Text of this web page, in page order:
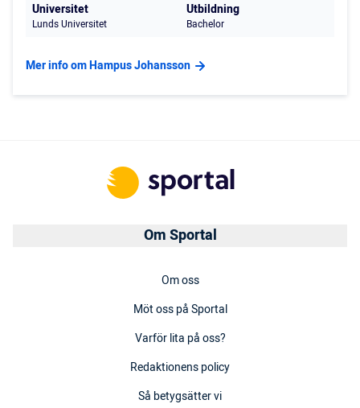
Universitet
Lunds Universitet
Utbildning
Bachelor
Mer info om Hampus Johansson
Om Sportal
Om oss
Möt oss på Sportal
Varför lita på oss?
Redaktionens policy
Så betygsätter vi